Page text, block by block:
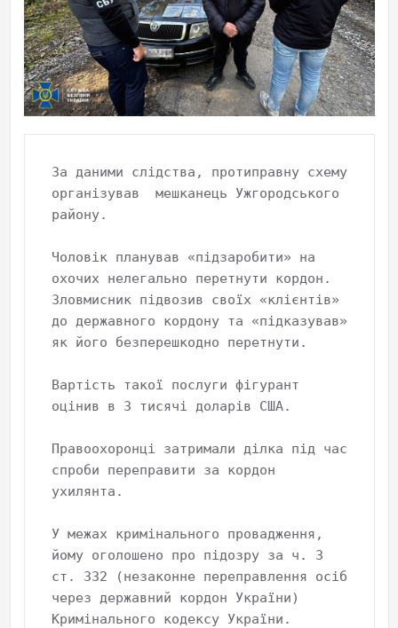
За даними слідства, протиправну схему
організував  мешканець Ужгородського
району.
Чоловік планував «підзаробити» на
охочих нелегально перетнути кордон.
Зловмисник підвозив своїх «клієнтів»
до державного кордону та «підказував»
як його безперешкодно перетнути.
Вартість такої послуги фігурант
оцінив в 3 тисячі доларів США.
Правоохоронці затримали ділка під час
спроби переправити за кордон
ухилянта.
У межах кримінального провадження,
йому оголошено про підозру за ч. 3
ст. 332 (незаконне переправлення осіб
через державний кордон України)
Кримінального кодексу України.